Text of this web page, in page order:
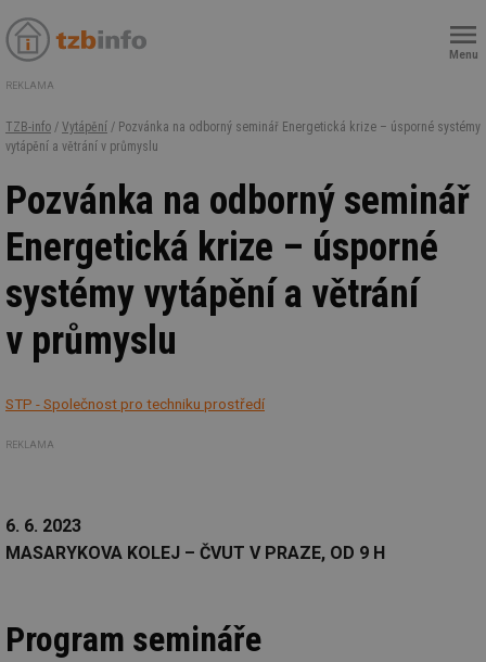
Menu
REKLAMA
TZB-info / Vytápění / Pozvánka na odborný seminář Energetická krize – úsporné systémy
vytápění a větrání v průmyslu
Pozvánka na odborný seminář
Energetická krize – úsporné
systémy vytápění a větrání
v průmyslu
STP - Společnost pro techniku prostředí
REKLAMA
6. 6. 2023
MASARYKOVA KOLEJ – ČVUT V PRAZE, OD 9 H
Program semináře